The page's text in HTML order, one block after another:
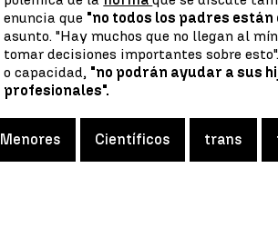
enuncia que "no todos los padres
asunto. "Hay muchos que no llegan al
tomar decisiones importantes sobre
o capacidad, "no podrán ayudar a sus
profesionales".
Menores Científicos trans